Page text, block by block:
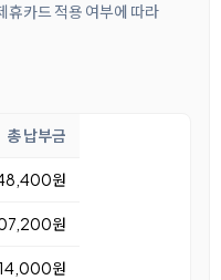
카드 적용 여부에 따라
총 납부금
원
원
원